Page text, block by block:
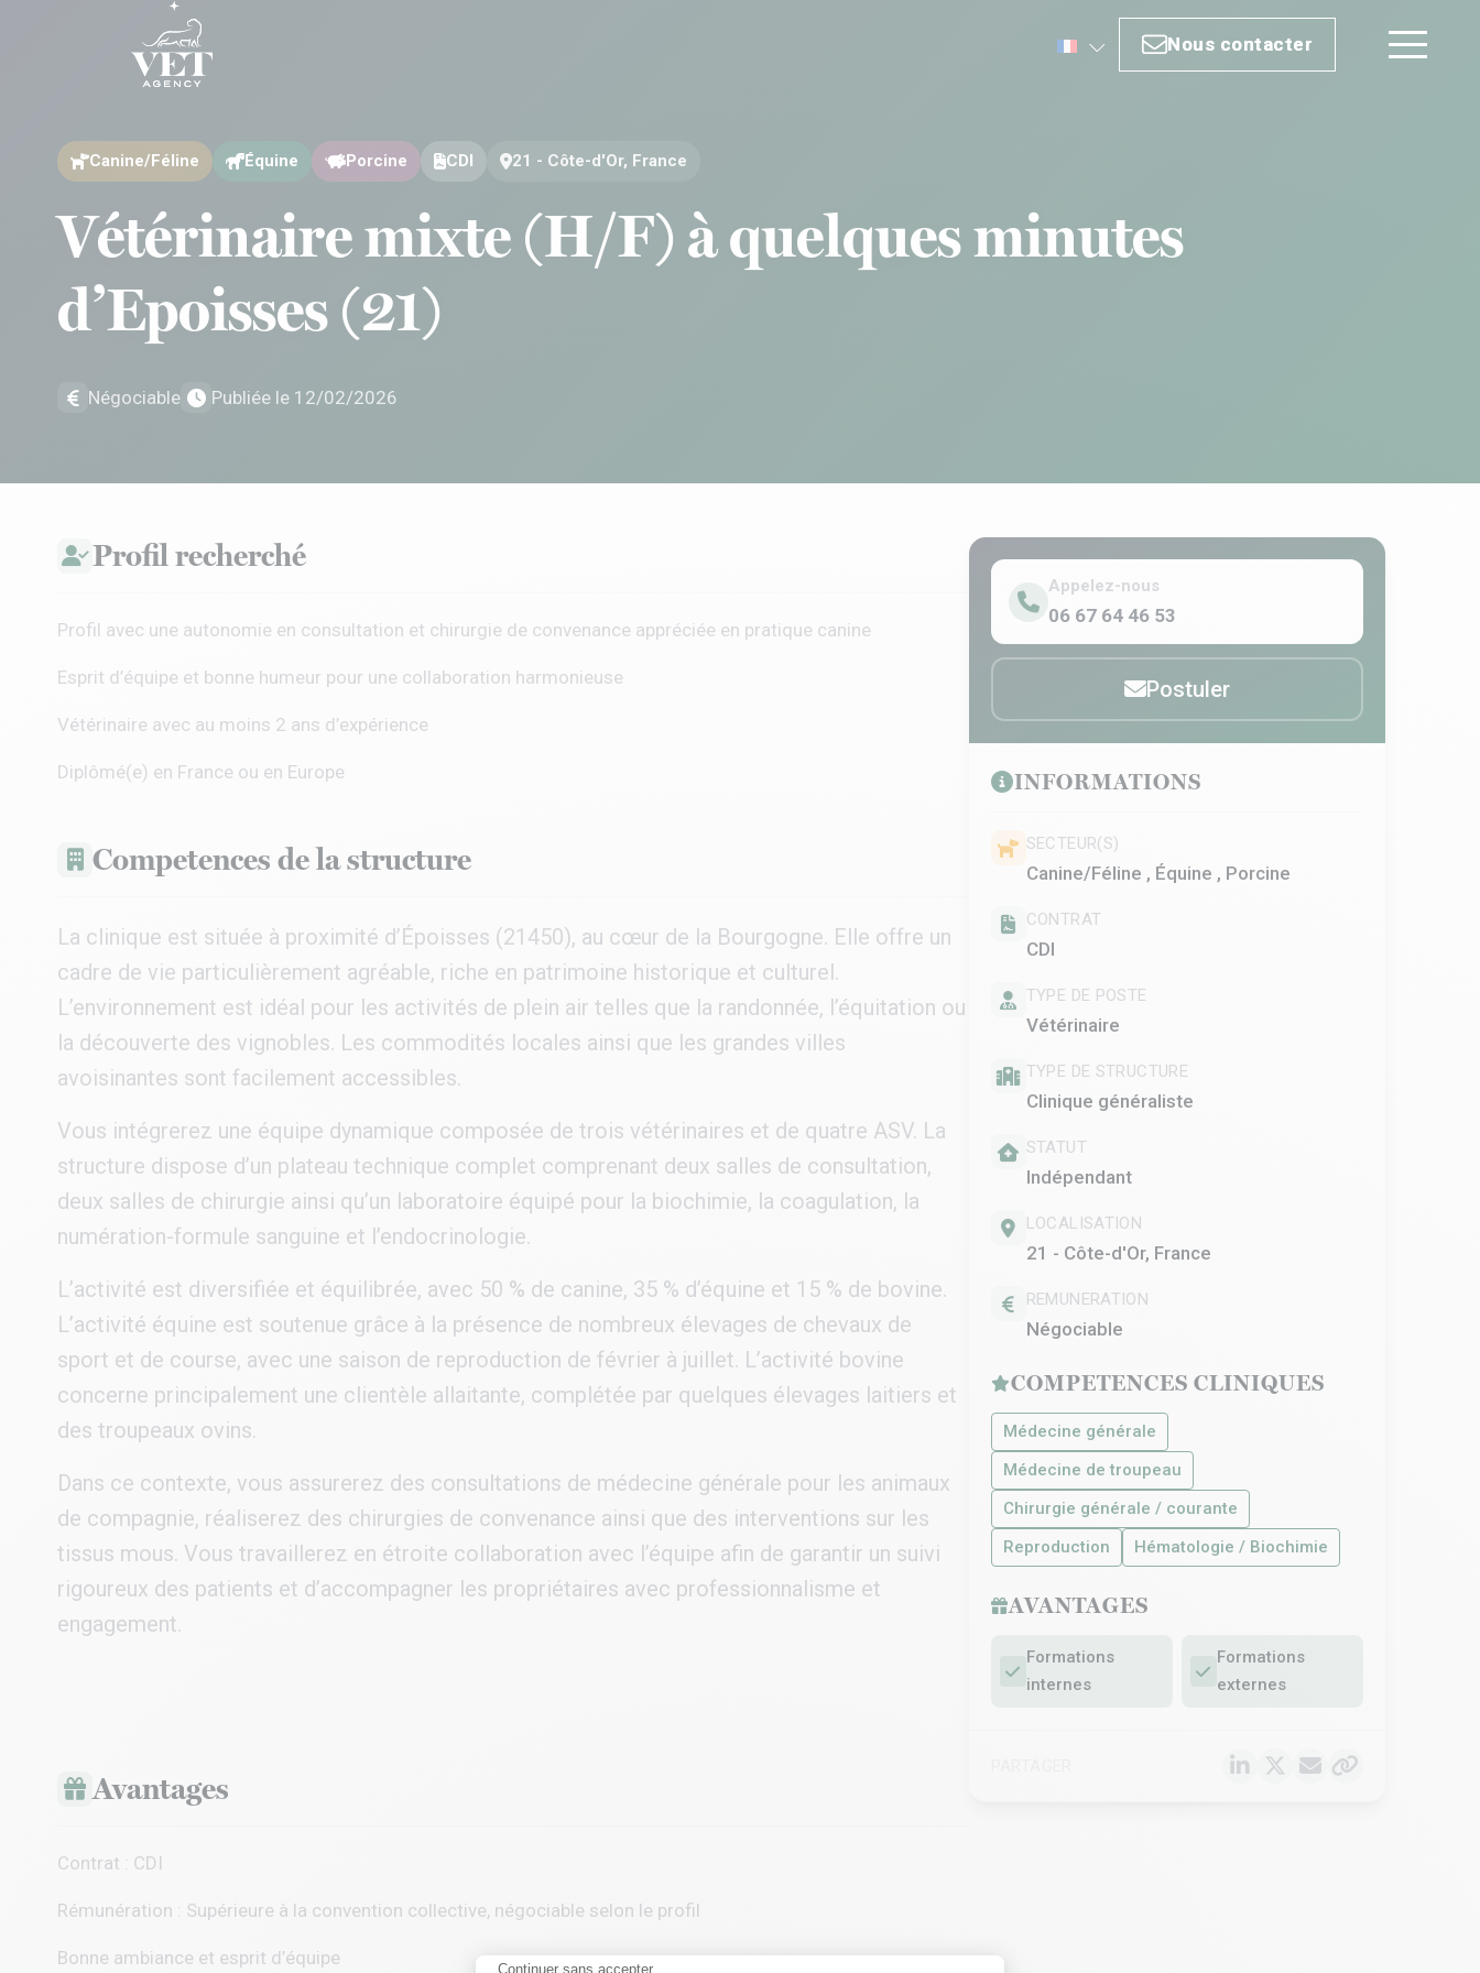
Continuer sans accepter
Nous contacter
Nous contacter
Canine/Féline Équine Porcine CDI 21 - Côte-d'Or, France
Vétérinaire mixte (H/F) à quelques minutes
d’Epoisses (21)
Négociable Publiée le 12/02/2026
Profil recherché
Profil avec une autonomie en consultation et chirurgie de convenance appréciée en pratique canine
Esprit d’équipe et bonne humeur pour une collaboration harmonieuse
Vétérinaire avec au moins 2 ans d’expérience
Diplômé(e) en France ou en Europe
Competences de la structure
La clinique est située à proximité d’Époisses (21450), au cœur de la Bourgogne. Elle offre un
cadre de vie particulièrement agréable, riche en patrimoine historique et culturel.
L’environnement est idéal pour les activités de plein air telles que la randonnée, l’équitation ou
la découverte des vignobles. Les commodités locales ainsi que les grandes villes
avoisinantes sont facilement accessibles.
Vous intégrerez une équipe dynamique composée de trois vétérinaires et de quatre ASV. La
structure dispose d’un plateau technique complet comprenant deux salles de consultation,
deux salles de chirurgie ainsi qu’un laboratoire équipé pour la biochimie, la coagulation, la
numération-formule sanguine et l’endocrinologie.
L’activité est diversifiée et équilibrée, avec 50 % de canine, 35 % d’équine et 15 % de bovine.
L’activité équine est soutenue grâce à la présence de nombreux élevages de chevaux de
sport et de course, avec une saison de reproduction de février à juillet. L’activité bovine
concerne principalement une clientèle allaitante, complétée par quelques élevages laitiers et
des troupeaux ovins.
Dans ce contexte, vous assurerez des consultations de médecine générale pour les animaux
de compagnie, réaliserez des chirurgies de convenance ainsi que des interventions sur les
tissus mous. Vous travaillerez en étroite collaboration avec l’équipe afin de garantir un suivi
rigoureux des patients et d’accompagner les propriétaires avec professionnalisme et
engagement.
Avantages
Contrat : CDI
Rémunération : Supérieure à la convention collective, négociable selon le profil
Bonne ambiance et esprit d’équipe
Appelez-nous
06 67 64 46 53
Postuler
INFORMATIONS
SECTEUR(S)
Canine/Féline , Équine , Porcine
CONTRAT
CDI
TYPE DE POSTE
Vétérinaire
TYPE DE STRUCTURE
Clinique généraliste
STATUT
Indépendant
LOCALISATION
21 - Côte-d'Or, France
REMUNERATION
Négociable
COMPETENCES CLINIQUES
Médecine générale
Médecine de troupeau
Chirurgie générale / courante
Reproduction
Hématologie / Biochimie
AVANTAGES
Formations
internes
Formations
externes